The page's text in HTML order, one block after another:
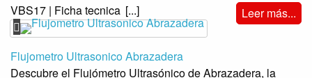
VBS17 | Ficha tecnica [...] Leer más...
Flujometro Ultrasonico Abrazadera
Descubre el Flujómetro Ultrasónico de Abrazadera, la